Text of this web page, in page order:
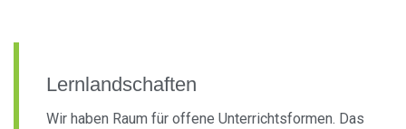
Lernlandschaften
Wir haben Raum für offene Unterrichtsformen. Das